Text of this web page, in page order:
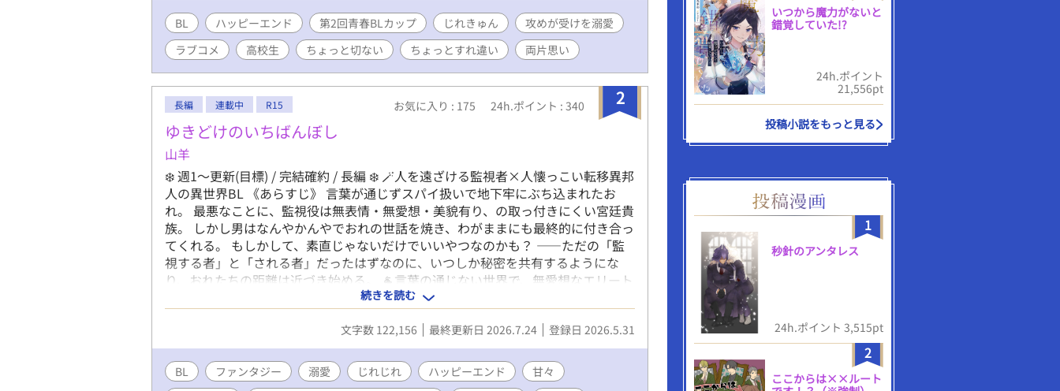
り（R15）。
BL ハッピーエンド 第2回青春BLカップ じれきゅん
攻めが受けを溺愛
ラブコメ
高校生 ちょっと切ない ちょっとすれ違い 両片思い
2
長編 連載中 R15 お気に入り : 175 24h.ポイント : 340
ゆきどけのいちばんぼし
山羊
❄️ 週1〜更新(目標) / 完結確約 / 長編 ❄️ 🪄人を遠ざける監視者×人懐っこい転移異邦
人の異世界BL 《あらすじ》 言葉が通じずスパイ扱いで地下牢にぶち込まれたお
れ。 最悪なことに、監視役は無表情・無愛想・美貌有り、の取っ付きにくい宮廷貴
族。 しかし男はなんやかんやでおれの世話を焼き、わがままにも最終的に付き合っ
てくれる。 もしかして、素直じゃないだけでいいやつなのかも？ ——ただの「監
視する者」と「される者」だったはずなのに、いつしか秘密を共有するようにな
り、おれたちの距離は近づき始める。 🐐言葉の通じない世界で、無愛想なエリート
続きを読む
文字数 122,156 最終更新日 2026.7.24 登録日 2026.5.31
BL ファンタジー 溺愛 じれじれ ハッピーエンド
甘々
いつから魔力がないと
錯覚していた!?
24h.ポイント
21,556pt
投稿小説をもっと見る
1
秒針のアンタレス
24h.ポイント 3,515pt
2
ここからは××ルート